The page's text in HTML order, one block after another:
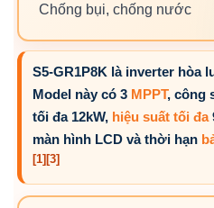
Chống bụi, chống nước
S5-GR1P8K là inverter hòa
Model này có 3 MPPT, công
tối đa 12kW, hiệu suất tối đa
màn hình LCD và thời hạn
[1] [3]